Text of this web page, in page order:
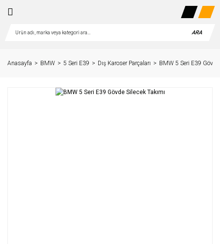
ARA
Anasayfa BMW 5 Seri E39 Dış Karoser Parçaları BMW 5 Seri E39 Gövde